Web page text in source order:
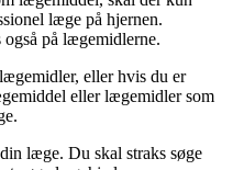
læge på hjernen.
på lægemidlerne.
eller hvis du er
eller lægemidler som
læge. Du skal straks søge